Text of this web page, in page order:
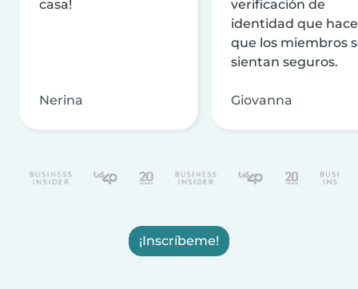
casa!
Nerina
verificación de
identidad que
que los miembros
sientan seguros.
Giovanna
¡Inscríbeme!